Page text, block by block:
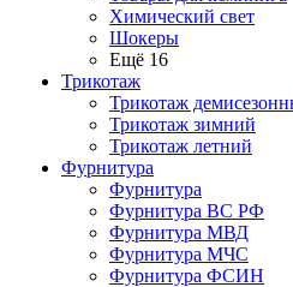
Химический свет
Шокеры
Ещё 16
Трикотаж
Трикотаж
Трикотаж зимний
Трикотаж летний
Фурнитура
Фурнитура
Фурнитура ВС РФ
Фурнитура МВД
Фурнитура МЧС
Фурнитура ФСИН